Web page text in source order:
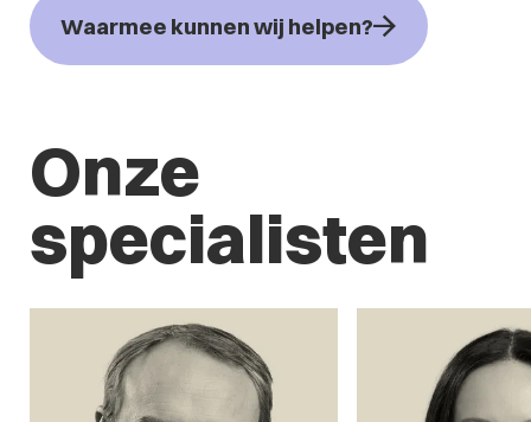
Waarmee kunnen wij helpen?
Onze
specialisten